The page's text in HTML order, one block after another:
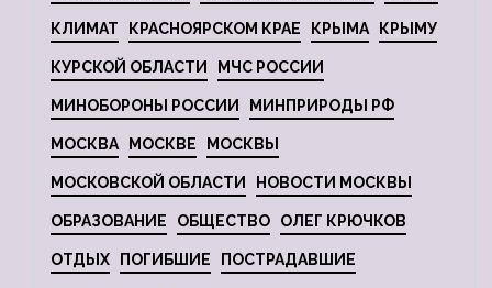
КЛИМАТ КРАСНОЯРСКОМ КРАЕ КРЫМА КРЫМУ
КУРСКОЙ ОБЛАСТИ МЧС РОССИИ
МИНОБОРОНЫ РОССИИ МИНПРИРОДЫ РФ
МОСКВА МОСКВЕ МОСКВЫ
МОСКОВСКОЙ ОБЛАСТИ НОВОСТИ МОСКВЫ
ОБРАЗОВАНИЕ ОБЩЕСТВО ОЛЕГ КРЮЧКОВ
ОТДЫХ ПОГИБШИЕ ПОСТРАДАВШИЕ